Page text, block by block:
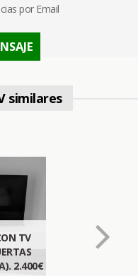
por Email
similares
TV
2.400€